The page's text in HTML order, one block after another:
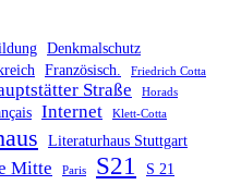
Denkmalschutz
Französisch. Friedrich Cotta
Straße Horads
Internet Klett-Cotta
Literaturhaus Stuttgart
Mitte Paris S21 S 21